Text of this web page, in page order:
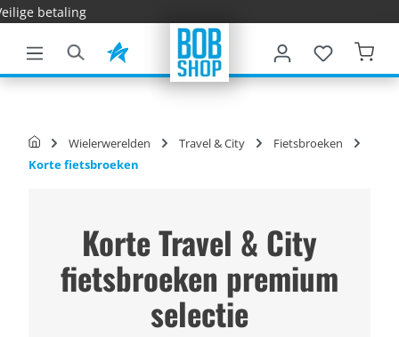
hoofdinhoud
Wielerwerelden Travel & City
Fietsbroeken
Korte fietsbroeken
Korte Travel & City
fietsbroeken premium
selectie